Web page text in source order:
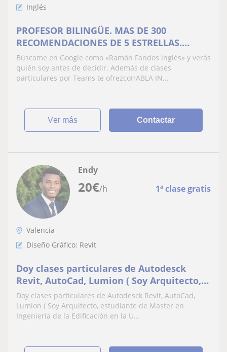
Inglés
PROFESOR BILINGÜE. MAS DE 300
RECOMENDACIONES DE 5 ESTRELLAS.
DESDE 20€/mes
Búscame en Google como «Ramón Fandos inglés» y verás
quién soy antes de decidir. Además de clases
particulares por Teams te ofrezcoHABLA IN...
ver más Contactar
20€/h 1ª clase gratis
Endy
Valencia
Diseño Gráfico: Revit
Doy clases particulares de Autodesck
Revit, AutoCad, Lumion ( Soy Arquitecto,
estudiante de Master en Ingeniería de la
Edificación en la UPV)
Doy clases particulares de Autodesck Revit, AutoCad,
Lumion ( Soy Arquitecto, estudiante de Master en
Ingeniería de la Edificación en la U...